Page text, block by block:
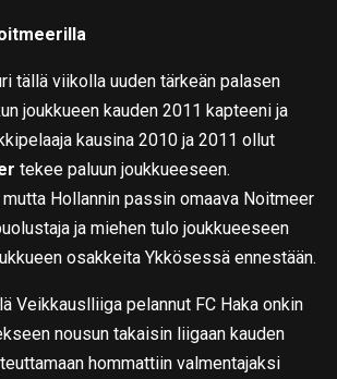
tällä viikolla uuden tärkeän palasen
joukkueen kauden 2011 kapteeni ja
kausina 2010 ja 2011 ollut
tekee paluun joukkueeseen.
Hollannin passin omaava Noitmeer
ja miehen tulo joukkueeseen
osakkeita Ykkösessä ennestään.
Veikkauslliiga pelannut FC Haka onkin
nousun takaisin liigaan kauden
hommattiin valmentajaksi